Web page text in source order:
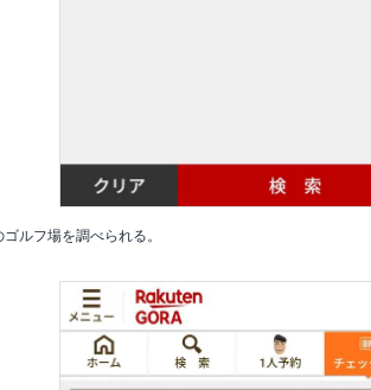
ルフ場を調べられる。